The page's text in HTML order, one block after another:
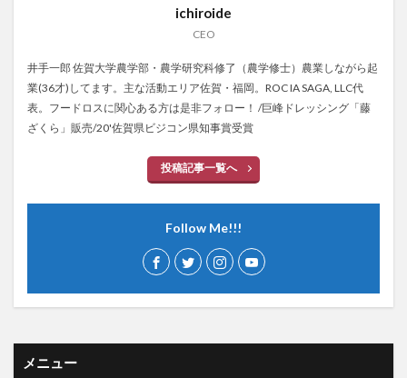
ichiroide
CEO
井手一郎 佐賀大学農学部・農学研究科修了（農学修士）農業しながら起
業(36才)してます。主な活動エリア佐賀・福岡。ROC IA SAGA, LLC代
表。フードロスに関心ある方は是非フォロー！ /巨峰ドレッシング「藤
ざくら」販売/20'佐賀県ビジコン県知事賞受賞
投稿記事一覧へ
Follow Me!!!
メニュー